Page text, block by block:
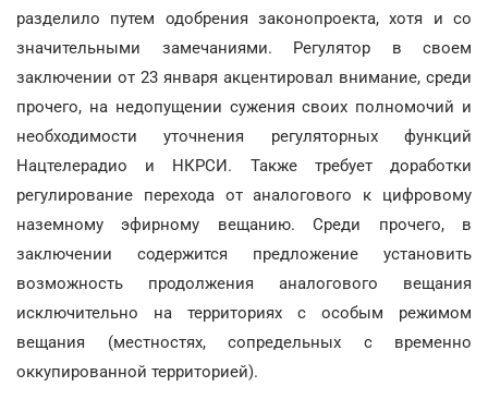
разделило путем одобрения законопроекта, хотя и со
значительными замечаниями. Регулятор в своем
заключении от 23 января акцентировал внимание, среди
прочего, на недопущении сужения своих полномочий и
необходимости уточнения регуляторных функций
Нацтелерадио и НКРСИ. Также требует доработки
регулирование перехода от аналогового к цифровому
наземному эфирному вещанию. Среди прочего, в
заключении содержится предложение установить
возможность продолжения аналогового вещания
исключительно на территориях с особым режимом
вещания (местностях, сопредельных с временно
оккупированной территорией).